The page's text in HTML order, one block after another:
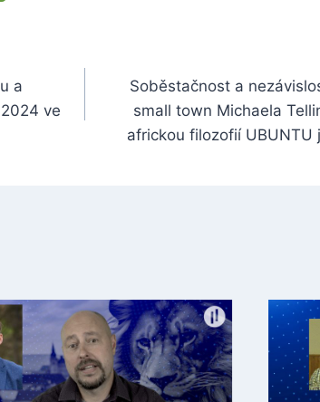
a
ve
Soběstačnost a
small town Michaela
africkou filozofií UBUNTU